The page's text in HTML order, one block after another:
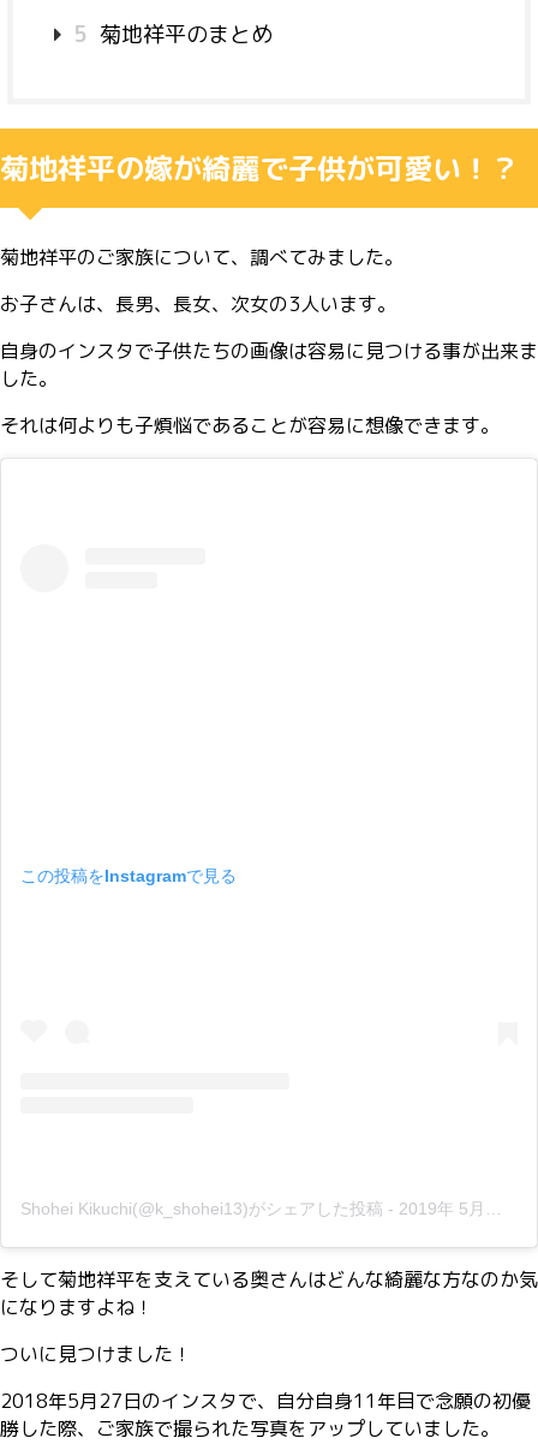
5 菊地祥平のまとめ
菊地祥平の嫁が綺麗で子供が可愛い！？
菊地祥平のご家族について、調べてみました。
お子さんは、長男、長女、次女の3人います。
自身のインスタで子供たちの画像は容易に見つける事が出来ま
した。
それは何よりも子煩悩であることが容易に想像できます。
この投稿をInstagramで見る
Shohei Kikuchi(@k_shohei13)がシェアした投稿 - 2019年 5月月2日午前4時51分PDT
そして菊地祥平を支えている奥さんはどんな綺麗な方なのか気
になりますよね！
ついに見つけました！
2018年5月27日のインスタで、自分自身11年目で念願の初優
勝した際、ご家族で撮られた写真をアップしていました。